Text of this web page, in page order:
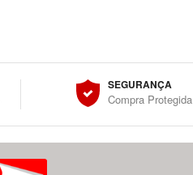
SEGURANÇA
Compra Protegida